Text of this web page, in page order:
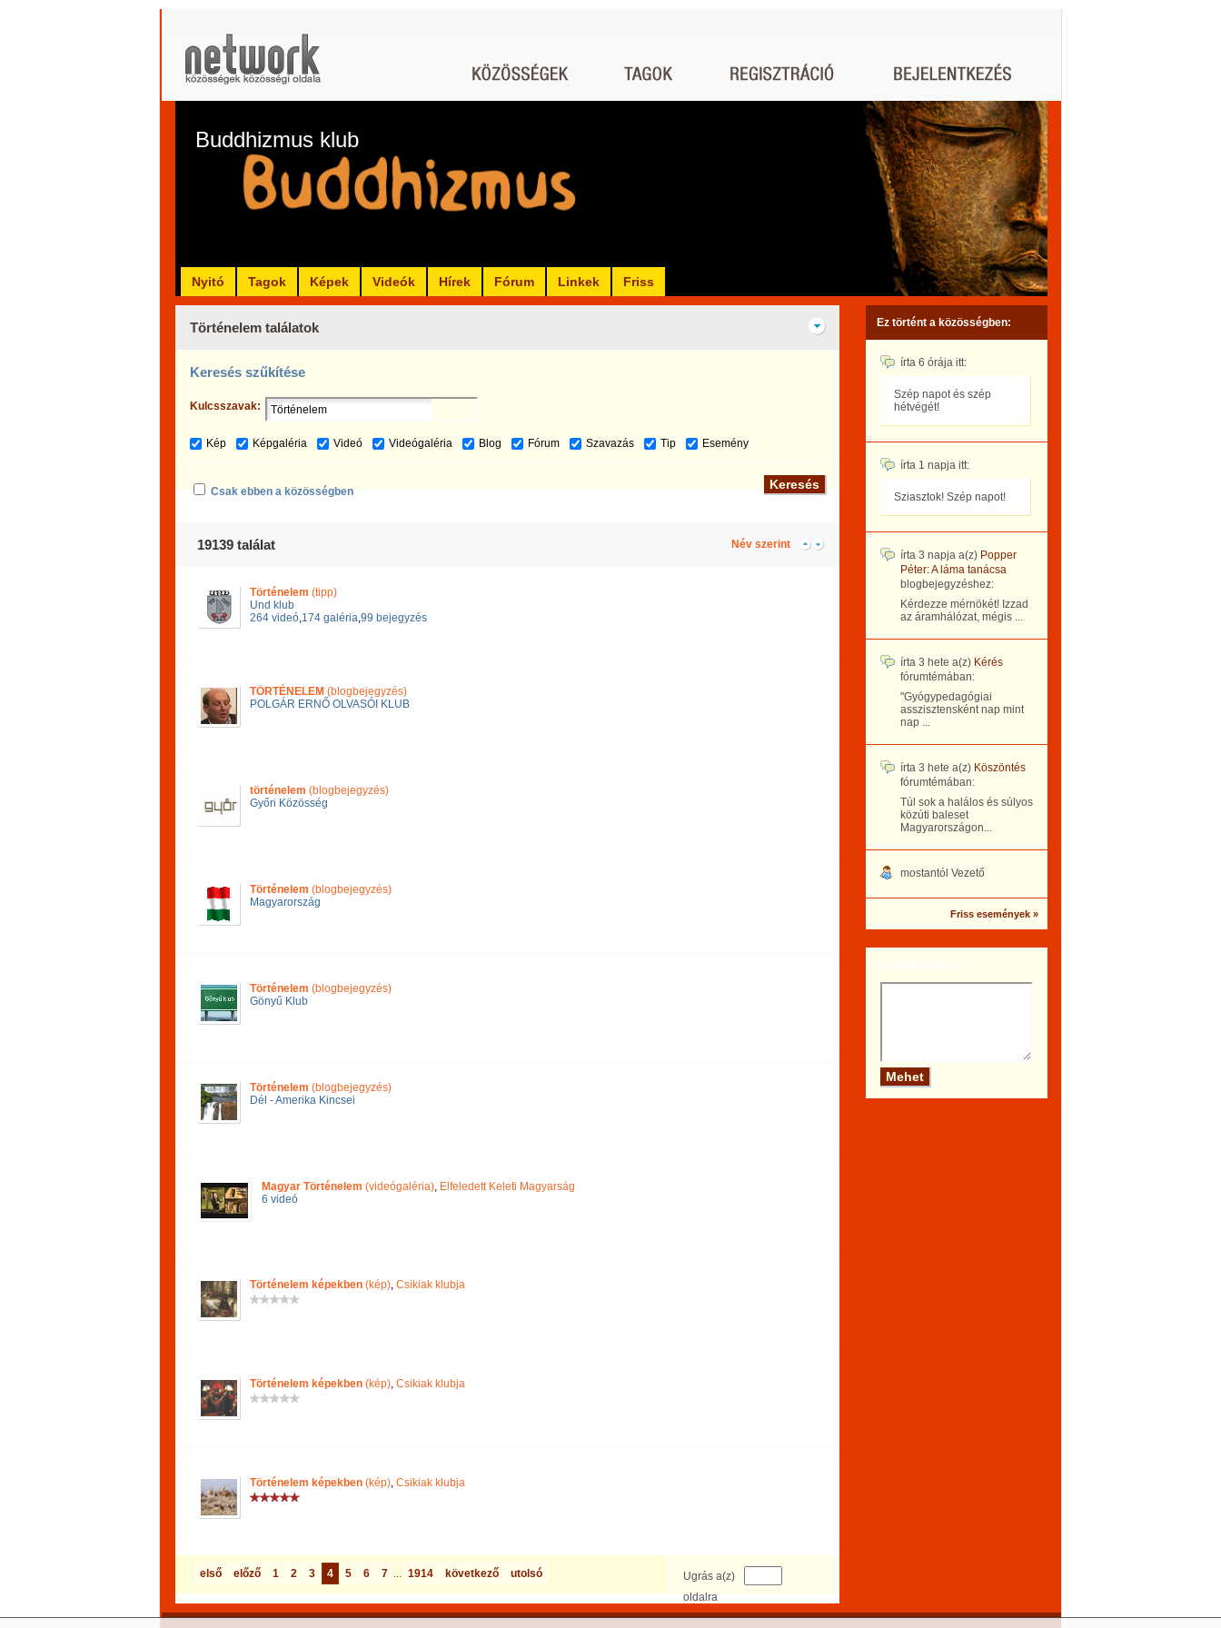
Buddhizmus klub
Nyitó Tagok Képek Videók Hírek Fórum Linkek Friss
Történelem találatok
Keresés szűkítése
Kulcsszavak:
Kép Képgaléria Videó Videógaléria Blog Fórum Szavazás Tip Esemény
Csak ebben a közösségben
19139 találat Név szerint
Történelem (tipp)
Und klub
264 videó,174 galéria,99 bejegyzés
TÖRTÉNELEM (blogbejegyzés)
POLGÁR ERNŐ OLVASÓI KLUB
történelem (blogbejegyzés)
Győri Közösség
Történelem (blogbejegyzés)
Magyarország
Történelem (blogbejegyzés)
Gönyű Klub
Történelem (blogbejegyzés)
Dél - Amerika Kincsei
Magyar Történelem (videógaléria), Elfeledett Keleti Magyarság
6 videó
Történelem képekben (kép), Csikiak klubja
Történelem képekben (kép), Csikiak klubja
Történelem képekben (kép), Csikiak klubja
Ugrás a(z)
oldalra
első előző 1 2 3 4 5 6 7 ... 1914 következő utolsó
Ez történt a közösségben:
írta 6 órája itt:
Szép napot és szép
hétvégét!
írta 1 napja itt:
Sziasztok! Szép napot!
írta 3 napja a(z) Popper
Péter: A láma tanácsa
blogbejegyzéshez:
Kérdezze mérnökét! Izzad
az áramhálózat, mégis ...
írta 3 hete a(z) Kérés
fórumtémában:
"Gyógypedagógiai
asszisztensként nap mint
nap ...
írta 3 hete a(z) Köszöntés
fórumtémában:
Túl sok a halálos és súlyos
közúti baleset
Magyarországon...
mostantól Vezető
Friss események »